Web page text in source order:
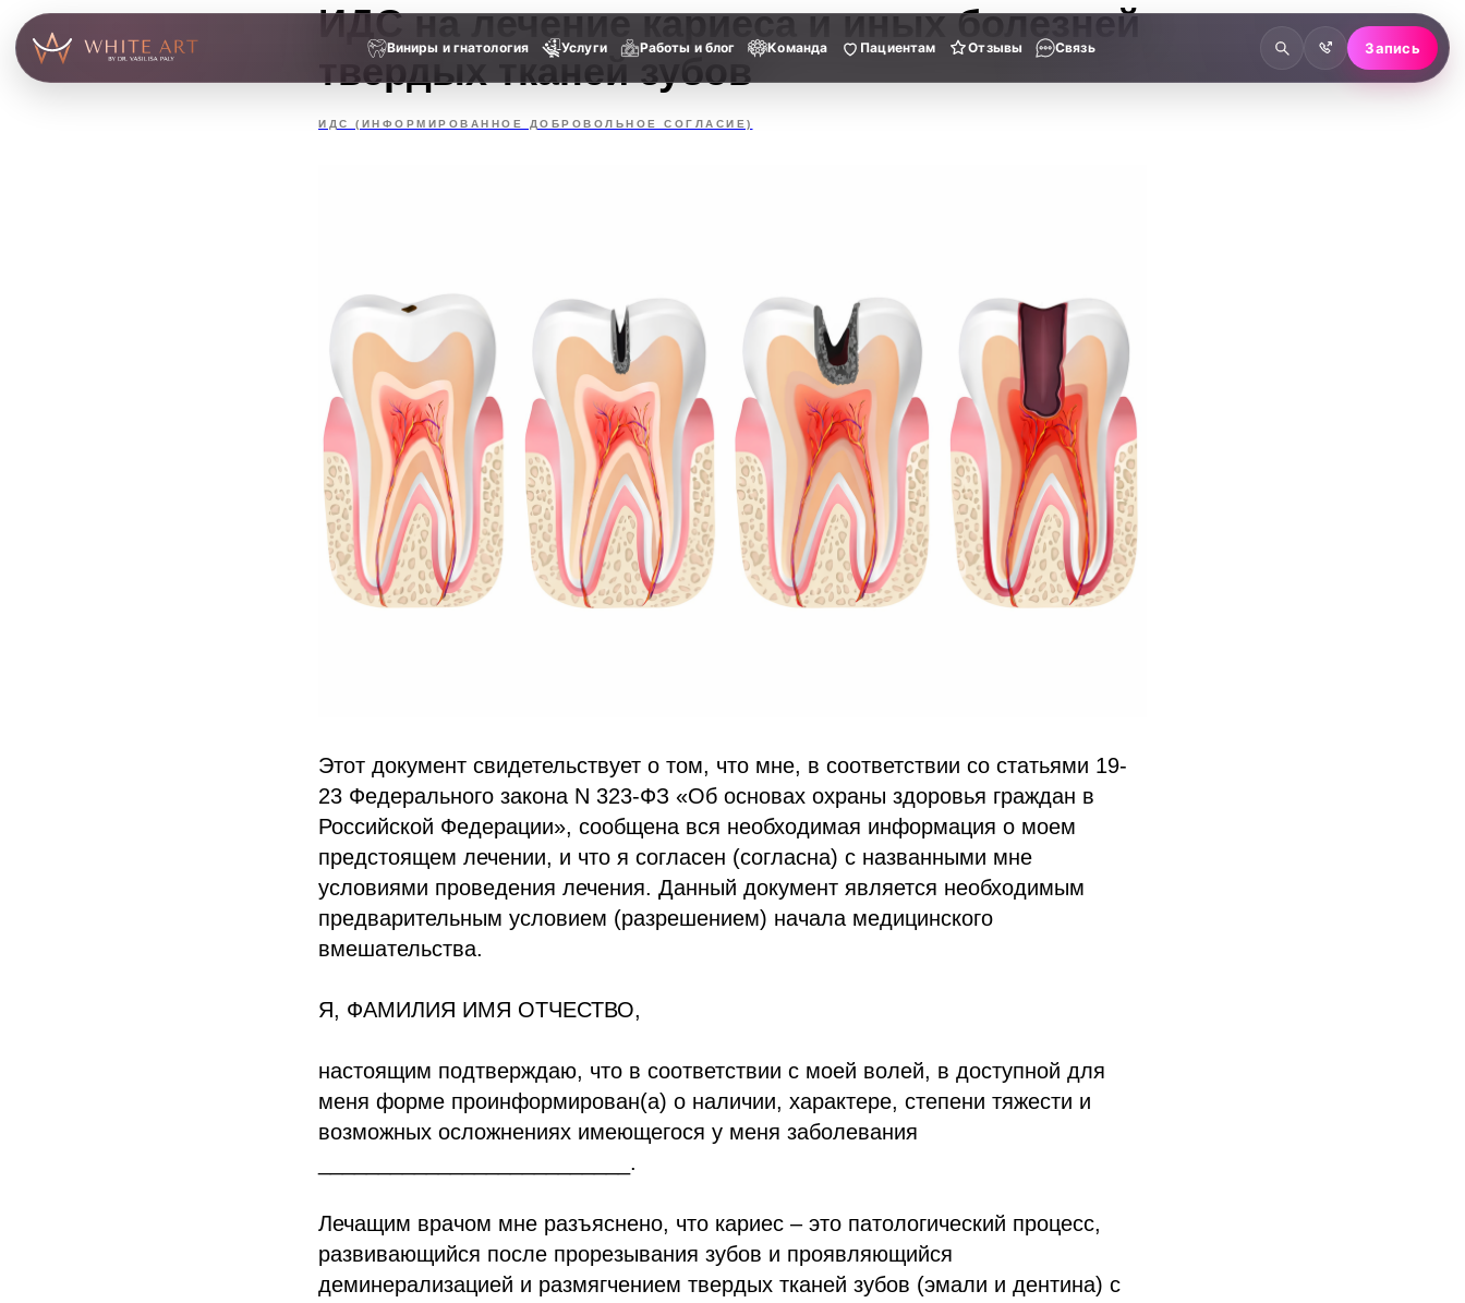
Виниры и гнатология Услуги Работы и блог Команда Пациентам Отзывы Связь Запись
ИДС на лечение кариеса и иных болезней
твердых тканей зубов
ИДС (ИНФОРМИРОВАННОЕ ДОБРОВОЛЬНОЕ СОГЛАСИЕ)
Этот документ свидетельствует о том, что мне, в соответствии со статьями 19-
23 Федерального закона N 323-ФЗ «Об основах охраны здоровья граждан в
Российской Федерации», сообщена вся необходимая информация о моем
предстоящем лечении, и что я согласен (согласна) с названными мне
условиями проведения лечения. Данный документ является необходимым
предварительным условием (разрешением) начала медицинского
вмешательства.
Я, ФАМИЛИЯ ИМЯ ОТЧЕСТВО,
настоящим подтверждаю, что в соответствии с моей волей, в доступной для
меня форме проинформирован(а) о наличии, характере, степени тяжести и
возможных осложнениях имеющегося у меня заболевания
__________________________.
Лечащим врачом мне разъяснено, что кариес – это патологический процесс,
развивающийся после прорезывания зубов и проявляющийся
деминерализацией и размягчением твердых тканей зубов (эмали и дентина) с